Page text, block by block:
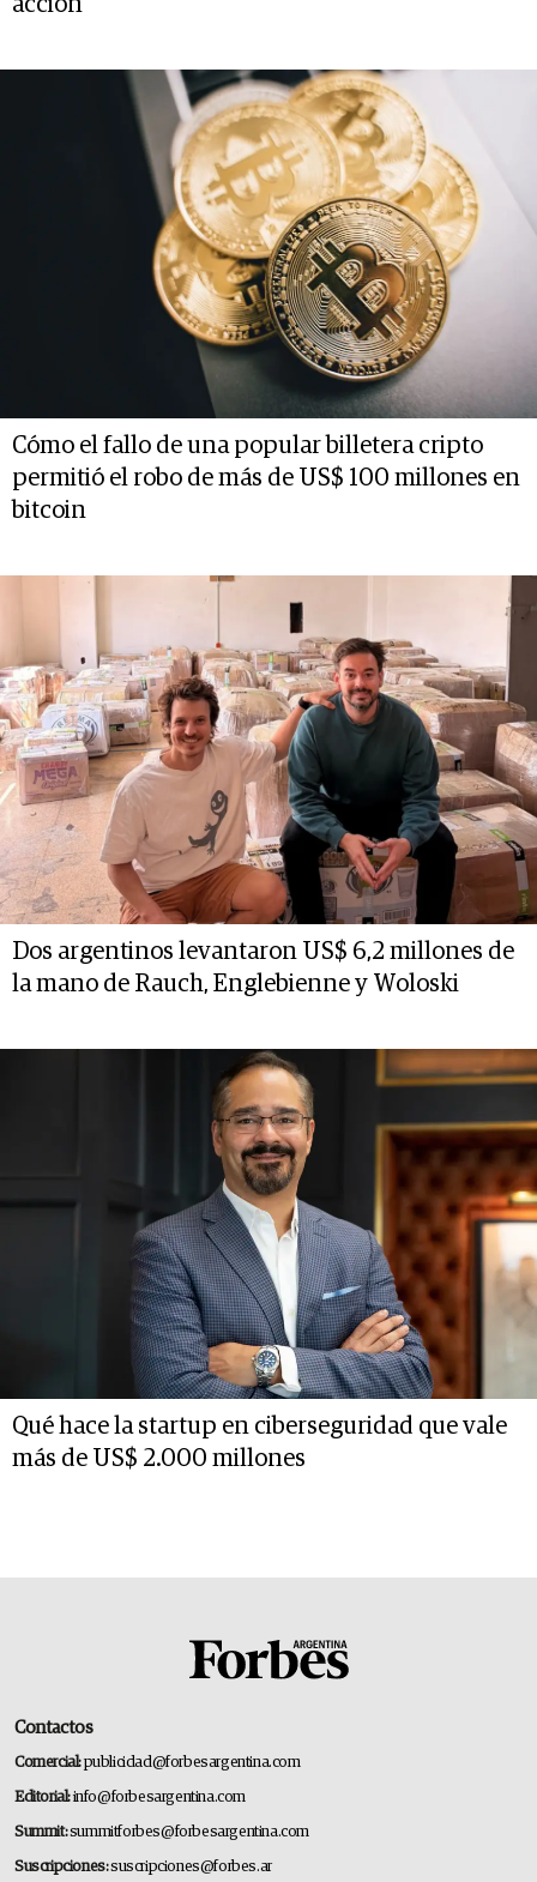
Cómo el fallo de una popular billetera cripto
permitió el robo de más de US$ 100 millones en
bitcoin
Dos argentinos levantaron US$ 6,2 millones de
la mano de Rauch, Englebienne y Woloski
Qué hace la startup en ciberseguridad que vale
más de US$ 2.000 millones
Contactos
Comercial:publicidad@forbesargentina.com
Editorial:info@forbesargentina.com
Summit:summitforbes@forbesargentina.com
Suscripciones:suscripciones@forbes.ar